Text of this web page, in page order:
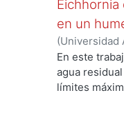
en un
(Universidad
de Servicios
En este
agua
límites